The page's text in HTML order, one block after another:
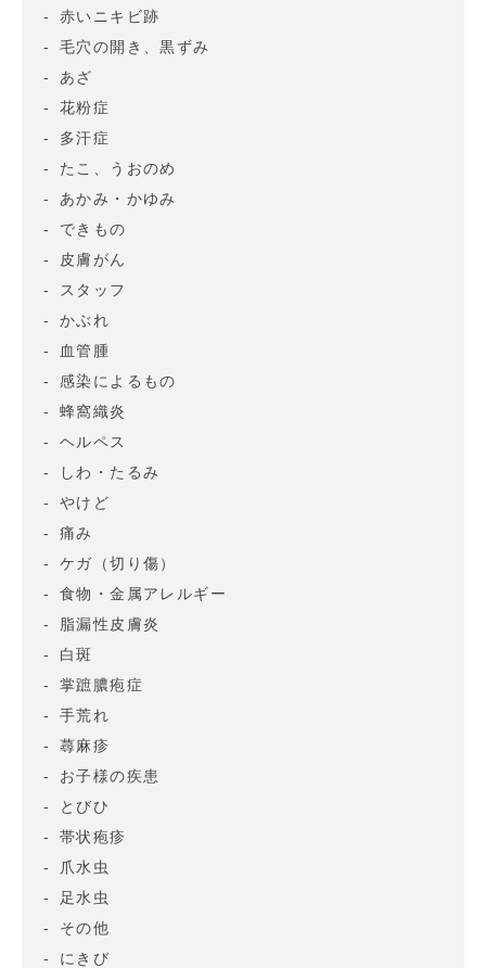
赤いニキビ跡
毛穴の開き、黒ずみ
あざ
花粉症
多汗症
たこ、うおのめ
あかみ・かゆみ
できもの
皮膚がん
スタッフ
かぶれ
血管腫
感染によるもの
蜂窩織炎
ヘルペス
しわ・たるみ
やけど
痛み
ケガ（切り傷）
食物・金属アレルギー
脂漏性皮膚炎
白斑
掌蹠膿疱症
手荒れ
蕁麻疹
お子様の疾患
とびひ
帯状疱疹
爪水虫
足水虫
その他
にきび